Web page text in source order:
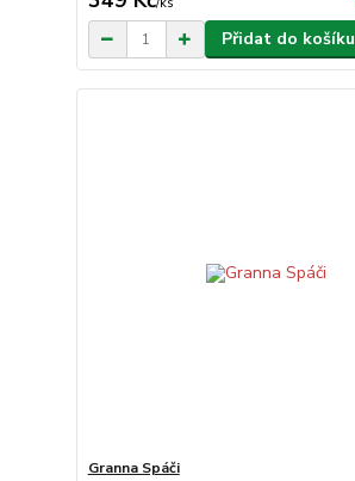
Přidat do košíku
Granna Spáči